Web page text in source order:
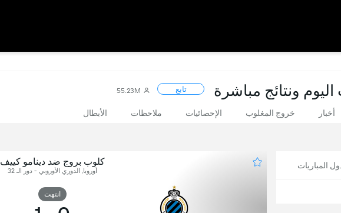
ونتائج مباشرة تابع 55.23M
أخبار خروج المغلوب الإحصائيات ملاحظات الأبطال
المباريات كلوب بروج ضد دينامو كييف
أوروبا, الدوري الأوروبي - دور الـ 32
انتهت